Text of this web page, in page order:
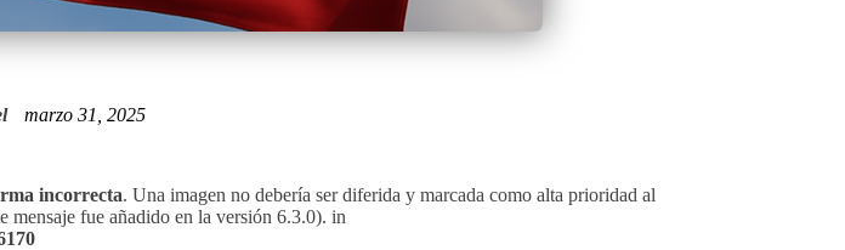
marzo 31, 2025
incorrecta. Una imagen no debería ser diferida y marcada como alta prioridad al
mensaje fue añadido en la versión 6.3.0). in